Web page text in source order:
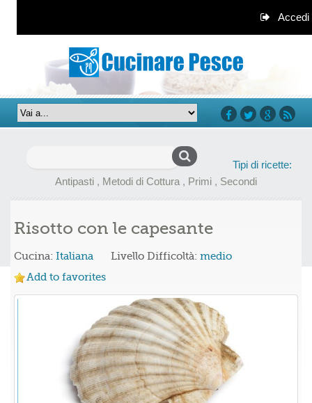
Accedi
Tipi di ricette:
Antipasti , Metodi di Cottura , Primi , Secondi
Risotto con le capesante
Cucina: Italiana Livello Difficoltà: medio
Add to favorites